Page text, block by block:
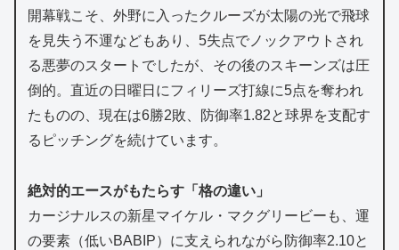
開幕戦こそ、外野に入ったクルーズが太陽の光で飛球
を見失う不運などもあり、5失点でノックアウトされ
る悪夢のスタートでしたが、その後のスキーンズは圧
倒的。直近の日曜日にフィリーズ打線に5点を奪われ
たものの、現在は6勝2敗、防御率1.82と球界を支配す
るピッチングを続けています。
絶対的エースがもたらす「格の違い」
カージナルスの新星マイケル・マクグリービーも、運
の要素（低いBABIP）に支えられながら防御率2.10と